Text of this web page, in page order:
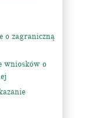
o zagraniczną
wniosków o